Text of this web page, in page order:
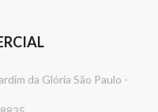
da Glória São Paulo -